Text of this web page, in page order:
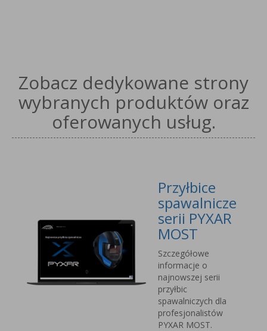
Zobacz dedykowane strony
wybranych produktów oraz
oferowanych usług.
Przyłbice
spawalnicze
serii PYXAR
MOST
Szczegółowe
informacje o
najnowszej serii
przyłbic
spawalniczych dla
profesjonalistów
PYXAR MOST.